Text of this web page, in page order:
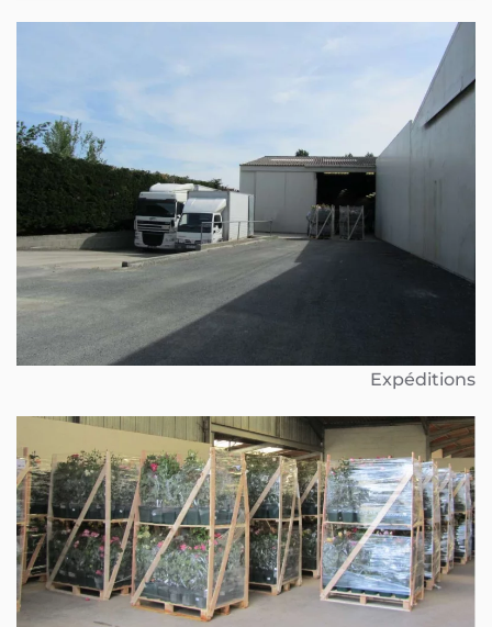
Expéditions